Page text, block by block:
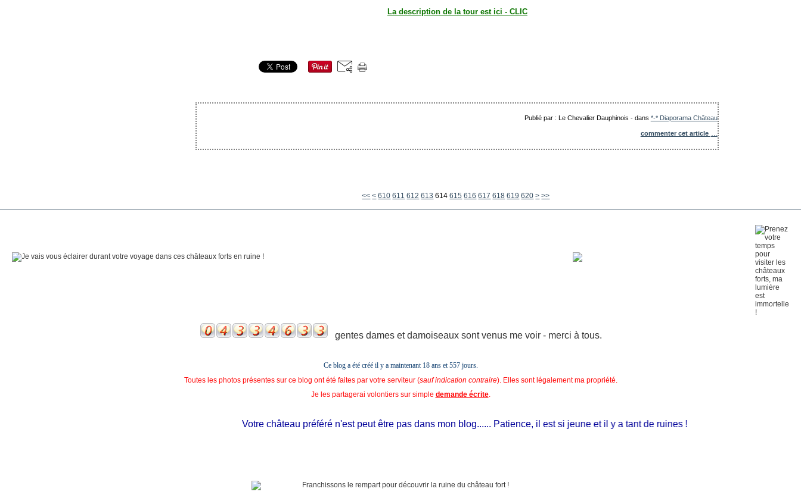
La description de la tour est ici - CLIC
Publié par : Le Chevalier Dauphinois -dans *-* Diaporama Château
commenter cet article
<< < 600
610 611 612 613 614 615 616 617 618 619 620 630
640
650
660
670
680
690
700
800
900
1000
> >>
gentes dames et damoiseaux sont venus me voir - merci à tous.
Ce blog a été créé il y a maintenant 18 ans et557 jours.
Toutes les photos présentes sur ce blog ont été faites par votre serviteur (sauf indication contraire). Elles sont légalement ma propriété.
Je les partagerai volontiers sur simple demande écrite.
Votre château préféré n'est peut être pas dans mon blog...... Patience, il est si jeune et il y a tant de ruines !